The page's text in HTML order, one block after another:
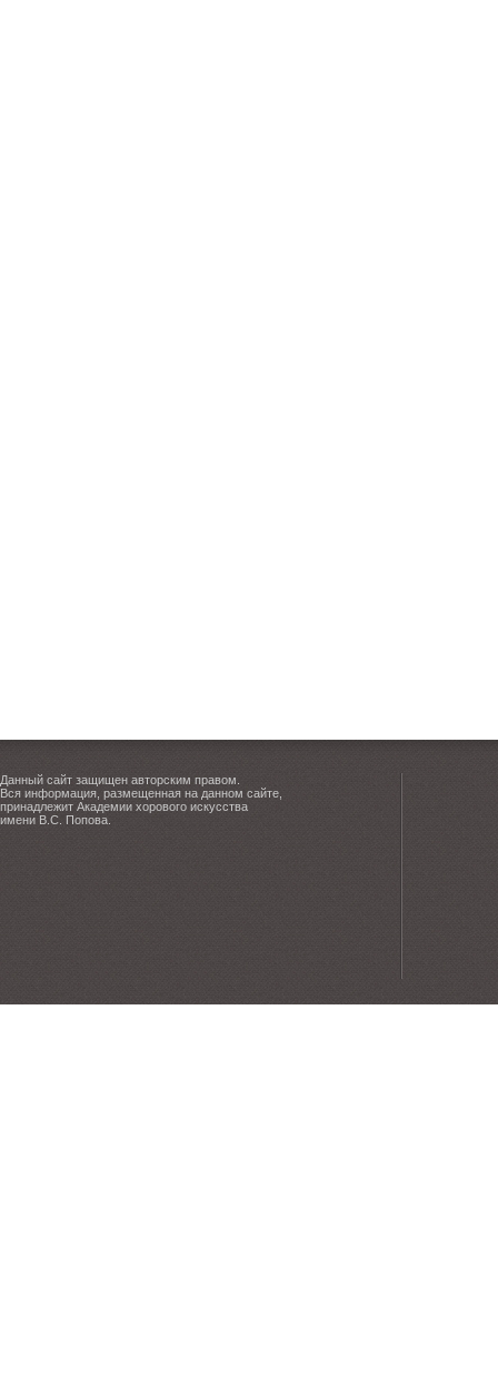
Данный сайт защищен авторским правом.
Вся информация, размещенная на данном сайте,
принадлежит Академии хорового искусства
имени В.С. Попова.